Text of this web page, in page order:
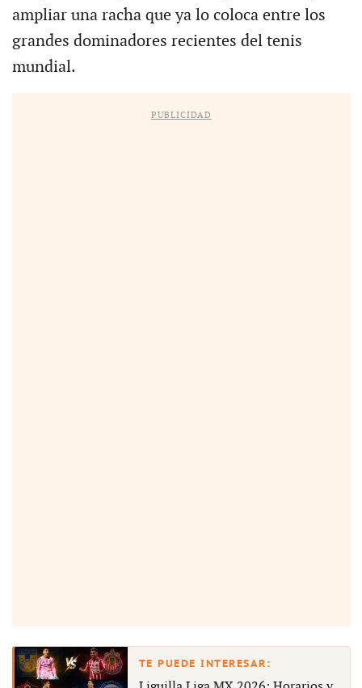
ampliar una racha que ya lo coloca entre los
grandes dominadores recientes del tenis
mundial.
PUBLICIDAD